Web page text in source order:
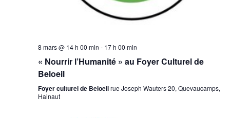
8 mars @ 14 h 00 min - 17 h 00 min
« Nourrir l’Humanité » au Foyer Culturel de
Beloeil
Foyer culturel de Beloeilrue Joseph Wauters 20, Quevaucamps,
Hainaut